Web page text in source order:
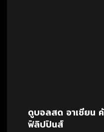
ดูบอลสด อาเซียน
ฟิลิปปินส์